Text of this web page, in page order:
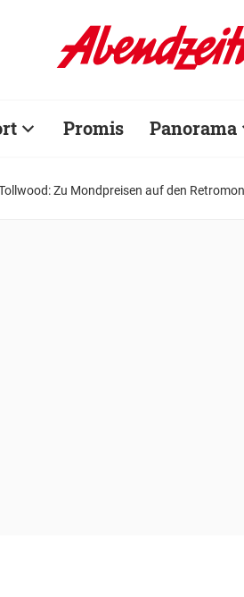
Promis Panorama
Zu Mondpreisen auf den